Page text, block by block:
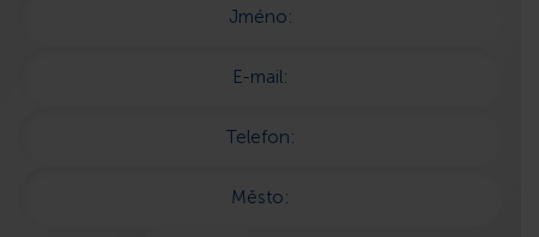
Jméno:
E-mail:
Telefon:
Město: